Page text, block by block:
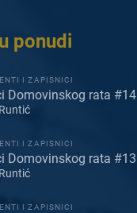
ponudi
I ZAPISNICI
Domovinskog rata #14
I ZAPISNICI
Domovinskog rata #13
I ZAPISNICI